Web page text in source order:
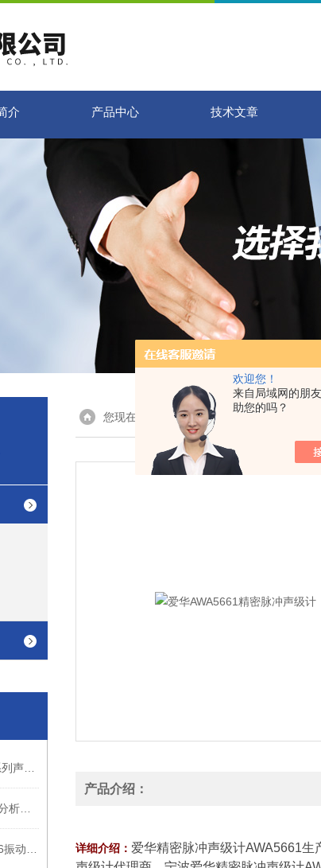
欢迎您！
来自局域网的朋
助您的吗？
介 产品中心 技术文章
您现在的位置：首页> 产品展示 > >
产品介绍：
详细介绍： 爱华精密脉冲声级计AWA5661